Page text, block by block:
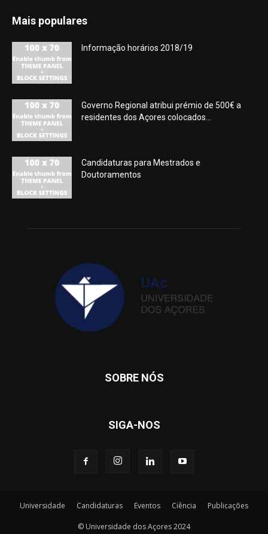
Mais populares
Informação horários 2018/19
Governo Regional atribui prémio de 500€ a
residentes dos Açores colocados...
Candidaturas para Mestrados e
Doutoramentos
SOBRE NÓS
SIGA-NOS
Universidade Candidaturas Eventos Ciência Publicações
© Universidade dos Açores 2024